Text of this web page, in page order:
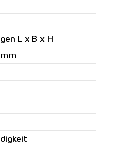
L x B x H